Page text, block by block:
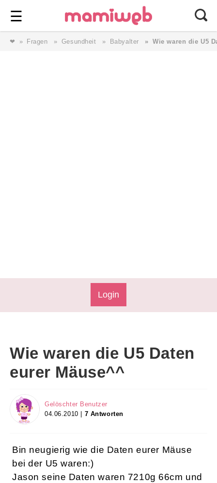
☰ ⎯ Wir lieben Familie ⎯
❤ Fragen Gesundheit Babyalter Wie waren die U5
Login
Wie waren die U5 Daten
eurer Mäuse^^
Gelöschter Benutzer
04.06.2010 | 7 Antworten
Bin neugierig wie die Daten eurer Mäuse
bei der U5 waren:)
Jason seine Daten waren 7210g 66cm und